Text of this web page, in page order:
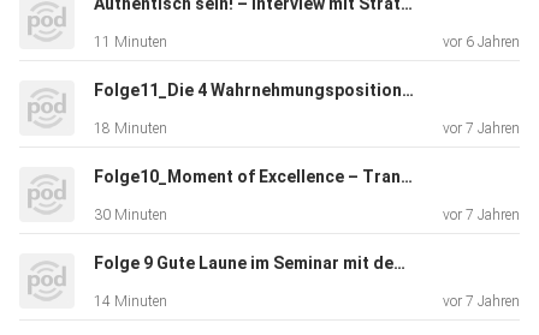
11 Minuten vor 6 Jahren
Folge11_Die 4 Wahrnehmungspositionen
18 Minuten vor 7 Jahren
Folge10_Moment of Excellence – Trance
30 Minuten vor 7 Jahren
Folge 9 Gute Laune im Seminar mit dem Evolutionsspiel
14 Minuten vor 7 Jahren